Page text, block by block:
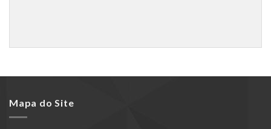
Mapa do Site